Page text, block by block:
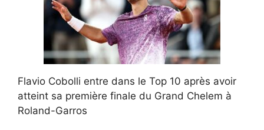
Flavio Cobolli entre dans le Top 10 après avoir
atteint sa première finale du Grand Chelem à
Roland-Garros